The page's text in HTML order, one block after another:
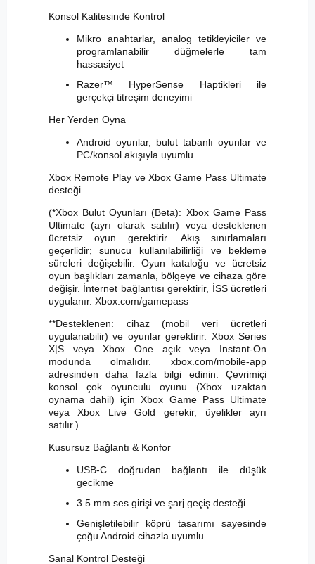
Konsol Kalitesinde Kontrol
Mikro anahtarlar, analog tetikleyiciler ve
programlanabilir düğmelerle tam
hassasiyet
Razer™ HyperSense Haptikleri ile
gerçekçi titreşim deneyimi
Her Yerden Oyna
Android oyunlar, bulut tabanlı oyunlar ve
PC/konsol akışıyla uyumlu
Xbox Remote Play ve Xbox Game Pass Ultimate
desteği
(*Xbox Bulut Oyunları (Beta): Xbox Game Pass
Ultimate (ayrı olarak satılır) veya desteklenen
ücretsiz oyun gerektirir. Akış sınırlamaları
geçerlidir; sunucu kullanılabilirliği ve bekleme
süreleri değişebilir. Oyun kataloğu ve ücretsiz
oyun başlıkları zamanla, bölgeye ve cihaza göre
değişir. İnternet bağlantısı gerektirir, İSS ücretleri
uygulanır. Xbox.com/gamepass
**Desteklenen: cihaz (mobil veri ücretleri
uygulanabilir) ve oyunlar gerektirir. Xbox Series
X|S veya Xbox One açık veya Instant-On
modunda olmalıdır. xbox.com/mobile-app
adresinden daha fazla bilgi edinin. Çevrimiçi
konsol çok oyunculu oyunu (Xbox uzaktan
oynama dahil) için Xbox Game Pass Ultimate
veya Xbox Live Gold gerekir, üyelikler ayrı
satılır.)
Kusursuz Bağlantı & Konfor
USB-C doğrudan bağlantı ile düşük
gecikme
3.5 mm ses girişi ve şarj geçiş desteği
Genişletilebilir köprü tasarımı sayesinde
çoğu Android cihazla uyumlu
Sanal Kontrol Desteği